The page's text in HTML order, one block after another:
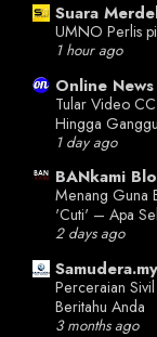
Suara
UMNO Perlis
1 hour ago
Online News
Tular Video
Hingga
1 day ago
BANkami
Menang Guna
'Cuti' – Apa
2 days ago
Samudera.my
Perceraian
Beritahu Anda
3 months ago